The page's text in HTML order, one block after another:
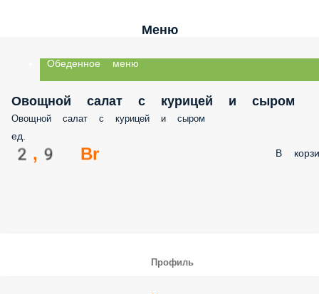
Меню
Обеденное меню
Овощной салат с курицей и сыром
Овощной салат с курицей и сыром
ед.
2,9 Br В
Профиль